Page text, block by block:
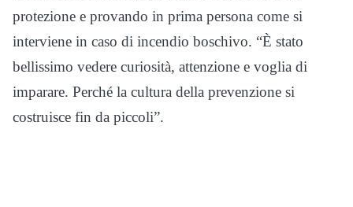
protezione e provando in prima persona come si
interviene in caso di incendio boschivo. “È stato
bellissimo vedere curiosità, attenzione e voglia di
imparare. Perché la cultura della prevenzione si
costruisce fin da piccoli”.